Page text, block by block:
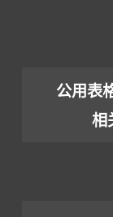
公用表
相